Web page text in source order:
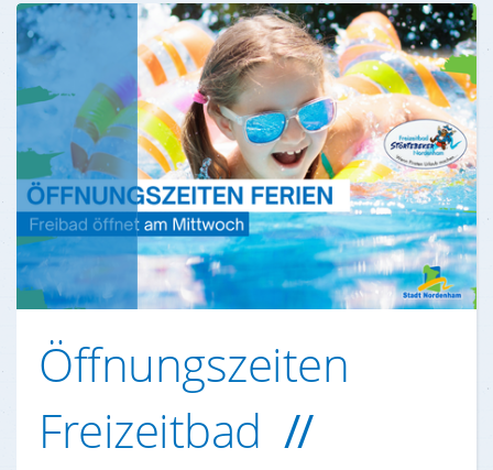
Öffnungszeiten
Freizeitbad